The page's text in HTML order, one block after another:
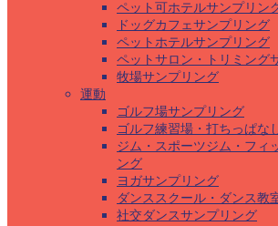
ペット可ホテルサンプリン
ドッグカフェサンプリング
ペットホテルサンプリング
ペットサロン・トリミング
牧場サンプリング
運動
ゴルフ場サンプリング
ゴルフ練習場・打ちっぱな
ジム・スポーツジム・フィ
ング
ヨガサンプリング
ダンススクール・ダンス教
社交ダンスサンプリング